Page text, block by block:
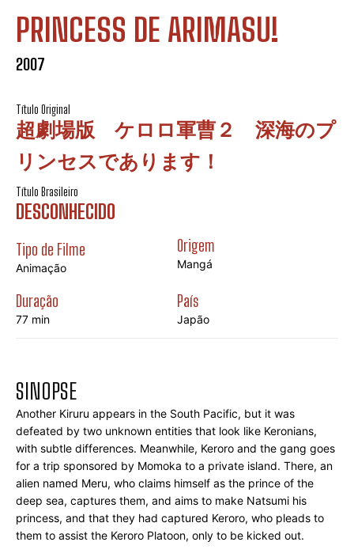
PRINCESS DE ARIMASU!
2007
Título Original
超劇場版 ケロロ軍曹２ 深海のプ
リンセスであります！
Título Brasileiro
DESCONHECIDO
Tipo de Filme
Animação
Origem
Mangá
Duração
77 min
País
Japão
SINOPSE
Another Kiruru appears in the South Pacific, but it was
defeated by two unknown entities that look like Keronians,
with subtle differences. Meanwhile, Keroro and the gang goes
for a trip sponsored by Momoka to a private island. There, an
alien named Meru, who claims himself as the prince of the
deep sea, captures them, and aims to make Natsumi his
princess, and that they had captured Keroro, who pleads to
them to assist the Keroro Platoon, only to be kicked out.